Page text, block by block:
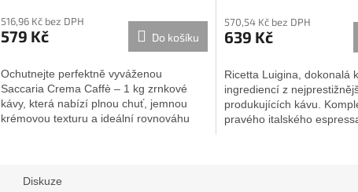
produktu
je
z
5
hvězdiček.
516,96 Kč bez DPH
579 Kč Do košíku
Ochutnejte perfektně vyváženou
Saccaria Crema Caffè – 1 kg zrnkové
kávy, která nabízí plnou chuť, jemnou
krémovou texturu a ideální rovnováhu
produktu
je
z
5
hvězdiček.
570,54 Kč bez DPH
639 Kč
Ricetta Luigina, dokonalá
ingrediencí z
produkujících kávu.
pravého italského
Diskuze